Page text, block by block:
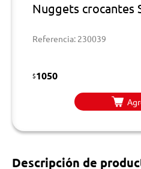
Nuggets crocantes
Referencia: 230039
$1050
Descripción de